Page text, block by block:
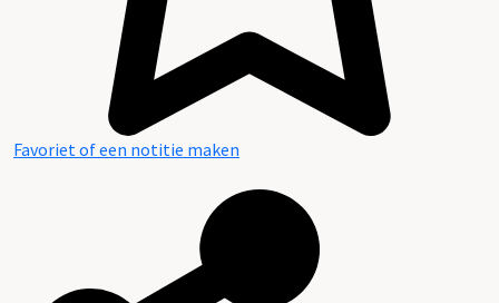
Favoriet of een notitie maken